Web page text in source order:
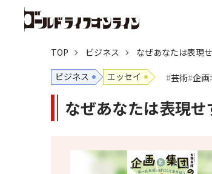
TOP ビジネス
なぜあなたは表現
ビジネス
エッセイ 芸術 企画
なぜあなたは表現せ